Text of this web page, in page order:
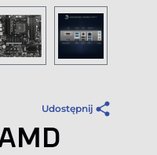
Udostępnij